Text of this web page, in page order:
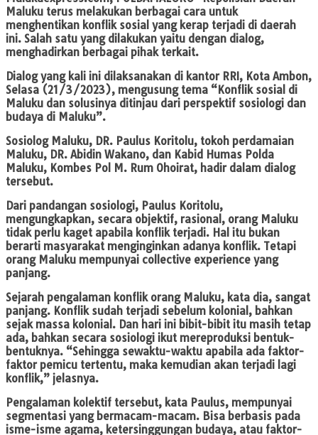
Maluku terus melakukan berbagai cara untuk
menghentikan konflik sosial yang kerap terjadi di daerah
ini. Salah satu yang dilakukan yaitu dengan dialog,
menghadirkan berbagai pihak terkait.
Dialog yang kali ini dilaksanakan di kantor RRI, Kota Ambon,
Selasa (21/3/2023), mengusung tema “Konflik sosial di
Maluku dan solusinya ditinjau dari perspektif sosiologi dan
budaya di Maluku”.
Sosiolog Maluku, DR. Paulus Koritolu, tokoh perdamaian
Maluku, DR. Abidin Wakano, dan Kabid Humas Polda
Maluku, Kombes Pol M. Rum Ohoirat, hadir dalam dialog
tersebut.
Dari pandangan sosiologi, Paulus Koritolu,
mengungkapkan, secara objektif, rasional, orang Maluku
tidak perlu kaget apabila konflik terjadi. Hal itu bukan
berarti masyarakat menginginkan adanya konflik. Tetapi
orang Maluku mempunyai collective experience yang
panjang.
Sejarah pengalaman konflik orang Maluku, kata dia, sangat
panjang. Konflik sudah terjadi sebelum kolonial, bahkan
sejak massa kolonial. Dan hari ini bibit-bibit itu masih tetap
ada, bahkan secara sosiologi ikut mereproduksi bentuk-
bentuknya. “Sehingga sewaktu-waktu apabila ada faktor-
faktor pemicu tertentu, maka kemudian akan terjadi lagi
konflik,” jelasnya.
Pengalaman kolektif tersebut, kata Paulus, mempunyai
segmentasi yang bermacam-macam. Bisa berbasis pada
isme-isme agama, ketersinggungan budaya, atau faktor-